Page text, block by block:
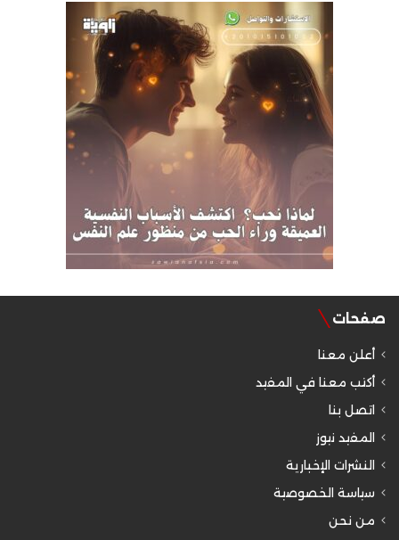
صفحات
أعلن معنا
أكتب معنا في المفيد
اتصل بنا
المفيد نيوز
النشرات الإخبارية
سياسة الخصوصية
من نحن